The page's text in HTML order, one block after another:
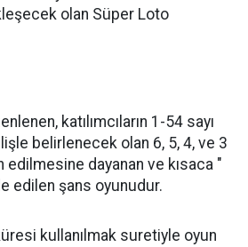
olan Süper Loto
katılımcıların 1-54 sayı
belirlenecek olan 6, 5, 4, ve 3
edilmesine dayanan ve kısaca "
edilen şans oyunudur.
kullanılmak suretiyle oyun